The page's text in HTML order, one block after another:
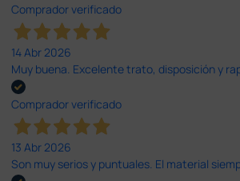
Comprador verificado
14 Abr 2026
Muy buena. Excelente trato, disposición y
Comprador verificado
13 Abr 2026
Son muy serios y puntuales. El material